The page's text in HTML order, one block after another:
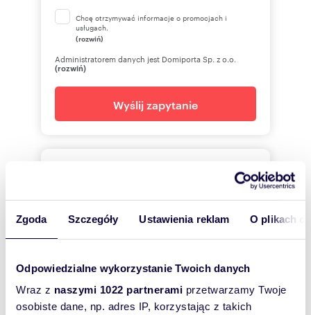
Zgoda Szczegóły Ustawienia reklam O plikach
Odpowiedzialne wykorzystanie Twoich danych
Wraz z naszymi 1022 partnerami przetwarzamy Twoje
osobiste dane, np. adres IP, korzystając z takich
Chcę otrzymywać informacje o promocjach i
usługach.
(rozwiń)
Administratorem danych jest Domiporta Sp. z o.o.
(rozwiń)
Wyślij zapytanie
58 558 Pokaż telefon
Zostaw telefon, oddzwonimy
bezpłatnie